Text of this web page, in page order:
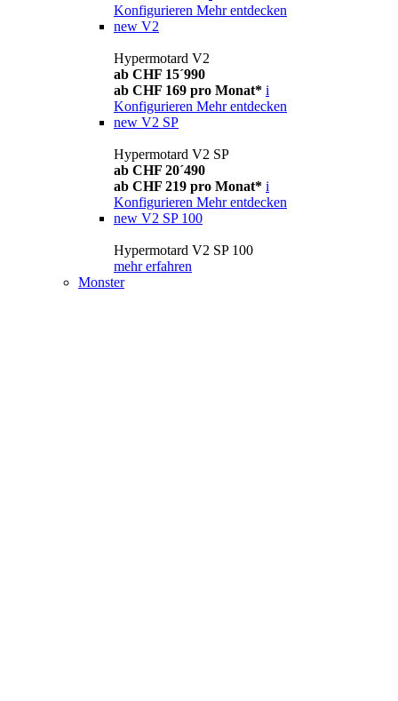
Konfigurieren Mehr entdecken
new V2
Hypermotard V2
ab CHF 15´990
ab CHF 169 pro Monat* i
Konfigurieren Mehr entdecken
new V2 SP
Hypermotard V2 SP
ab CHF 20´490
ab CHF 219 pro Monat* i
Konfigurieren Mehr entdecken
new V2 SP 100
Hypermotard V2 SP 100
mehr erfahren
Monster